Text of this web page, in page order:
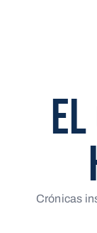
Crónicas